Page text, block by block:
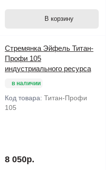
В корзину
Стремянка Эйфель Титан-
Профи 105
индустриального ресурса
в наличии
Код товара: Титан-Профи
105
8 050р.